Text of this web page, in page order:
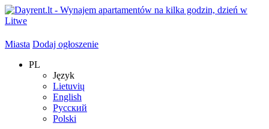
Miasta Dodaj ogłoszenie
PL
Język
Lietuvių
English
Русский
Polski